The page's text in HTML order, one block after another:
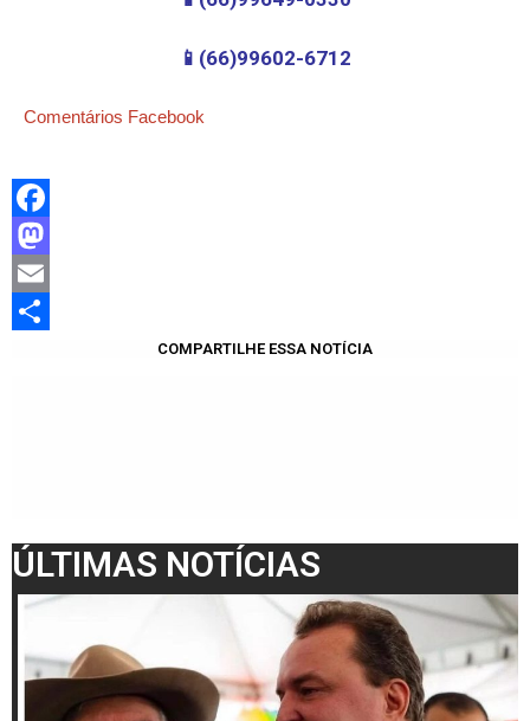
📱(66)99602-6712
Comentários Facebook
Facebook
Mastodon
Email
COMPARTILHE ESSA NOTÍCIA
ÚLTIMAS NOTÍCIAS